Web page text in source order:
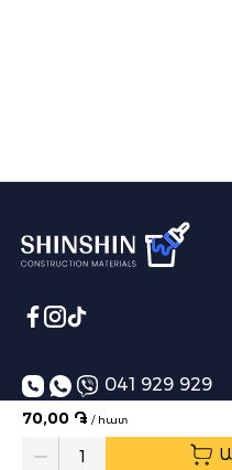
70,00 ֏ / հատ
Quantity
041 929 929
info@shinshin.am
Առաքման ժամեր՝